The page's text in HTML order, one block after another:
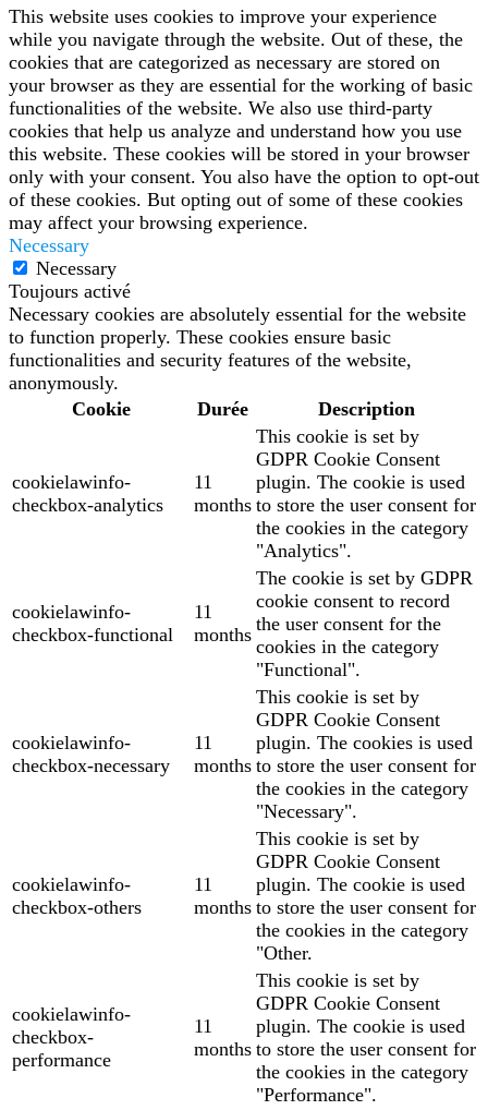
This website uses cookies to improve your experience
while you navigate through the website. Out of these, the
cookies that are categorized as necessary are stored on
your browser as they are essential for the working of basic
functionalities of the website. We also use third-party
cookies that help us analyze and understand how you use
this website. These cookies will be stored in your browser
only with your consent. You also have the option to opt-out
of these cookies. But opting out of some of these cookies
may affect your browsing experience.
Necessary
Necessary
Toujours activé
Necessary cookies are absolutely essential for the website
to function properly. These cookies ensure basic
functionalities and security features of the website,
anonymously.
Cookie
Durée Description
cookielawinfo-
checkbox-analytics
11
months
This cookie is set by
GDPR Cookie Consent
plugin. The cookie is used
to store the user consent for
the cookies in the category
"Analytics".
cookielawinfo-
checkbox-functional
11
months
The cookie is set by GDPR
cookie consent to record
the user consent for the
cookies in the category
"Functional".
cookielawinfo-
checkbox-necessary
11
months
This cookie is set by
GDPR Cookie Consent
plugin. The cookies is used
to store the user consent for
the cookies in the category
"Necessary".
cookielawinfo-
checkbox-others
11
months
This cookie is set by
GDPR Cookie Consent
plugin. The cookie is used
to store the user consent for
the cookies in the category
"Other.
cookielawinfo-
checkbox-
performance
11
months
This cookie is set by
GDPR Cookie Consent
plugin. The cookie is used
to store the user consent for
the cookies in the category
"Performance".